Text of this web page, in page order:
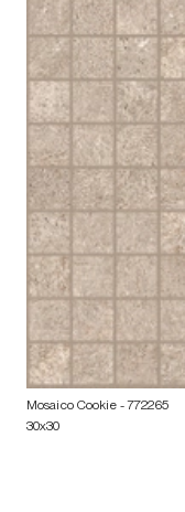
Mosaico Cookie- 772265
30x30